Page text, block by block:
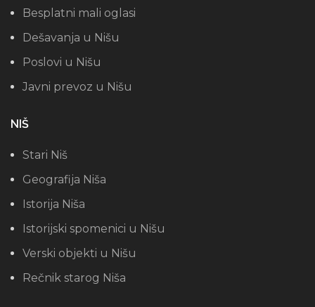
Besplatni mali oglasi
Dešavanja u Nišu
Poslovi u Nišu
Javni prevoz u Nišu
NIŠ
Stari Niš
Geografija Niša
Istorija Niša
Istorijski spomenici u Nišu
Verski objekti u Nišu
Rečnik starog Niša